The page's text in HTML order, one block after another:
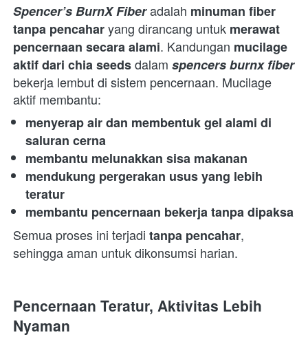
Spencer’s BurnX Fiber adalah minuman fiber
tanpa pencahar yang dirancang untuk merawat
pencernaan secara alami. Kandungan mucilage
aktif dari chia seeds dalam spencers burnx fiber
bekerja lembut di sistem pencernaan. Mucilage
aktif membantu:
menyerap air dan membentuk gel alami di
saluran cerna
membantu melunakkan sisa makanan
mendukung pergerakan usus yang lebih
teratur
membantu pencernaan bekerja tanpa dipaksa
Semua proses ini terjadi tanpa pencahar,
sehingga aman untuk dikonsumsi harian.
Pencernaan Teratur, Aktivitas Lebih
Nyaman